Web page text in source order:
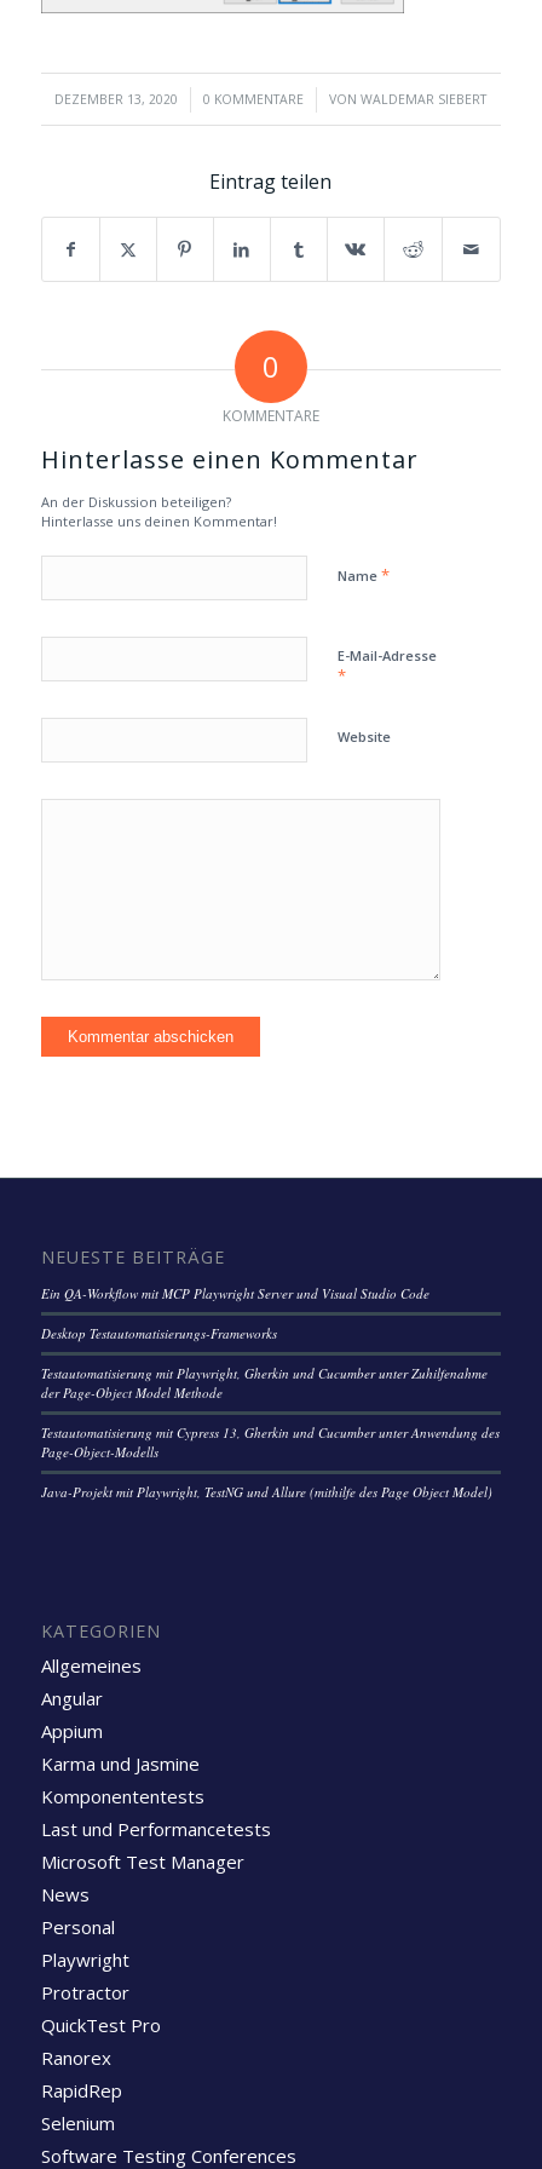
DEZEMBER 13, 2020
/ 0 KOMMENTARE
/ VONWALDEMAR SIEBERT
Eintrag teilen
0
KOMMENTARE
Hinterlasse einen Kommentar
An der Diskussion beteiligen?
Hinterlasse uns deinen Kommentar!
Name *
E-Mail-Adresse
*
Website
NEUESTE BEITRÄGE
Ein QA-Workflow mit MCP Playwright Server und Visual Studio Code
Desktop Testautomatisierungs-Frameworks
Testautomatisierung mit Playwright, Gherkin und Cucumber unter Zuhilfenahme
der Page-Object Model Methode
Testautomatisierung mit Cypress 13, Gherkin und Cucumber unter Anwendung des
Page-Object-Modells
Java-Projekt mit Playwright, TestNG und Allure (mithilfe des Page Object Model)
KATEGORIEN
Allgemeines
Angular
Appium
Karma und Jasmine
Komponententests
Last und Performancetests
Microsoft Test Manager
News
Personal
Playwright
Protractor
QuickTest Pro
Ranorex
RapidRep
Selenium
Software Testing Conferences